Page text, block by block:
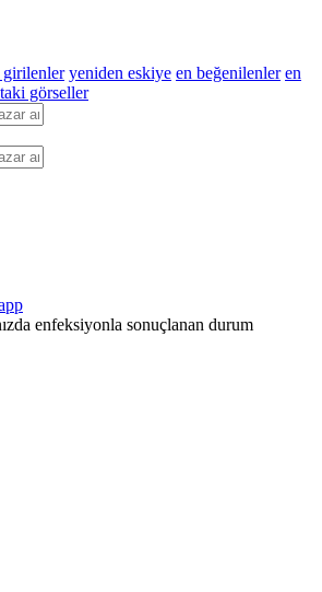
girilenler yeniden eskiye en beğenilenler en
görseller
enfeksiyonla sonuçlanan durum